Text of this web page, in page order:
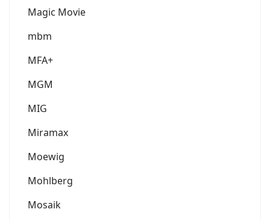
Magic Movie
mbm
MFA+
MGM
MIG
Miramax
Moewig
Mohlberg
Mosaik